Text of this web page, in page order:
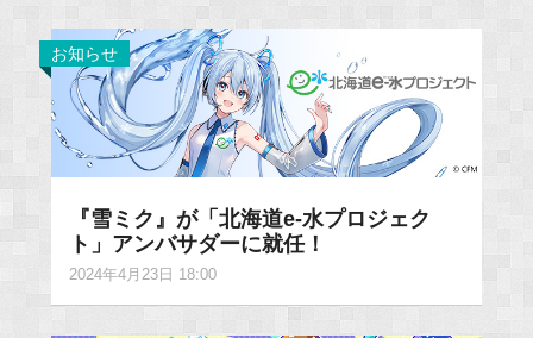
お知らせ
『雪ミク』が「北海道e-水プロジェク
ト」アンバサダーに就任！
2024年4月23日 18:00